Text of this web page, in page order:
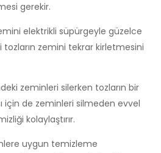
gerekir.
elektrikli süpürgeyle güzelce
tozların zemini tekrar kirletmesini
zeminleri silerken tozların bir
için de zeminleri silmeden evvel
kolaylaştırır.
uygun temizleme